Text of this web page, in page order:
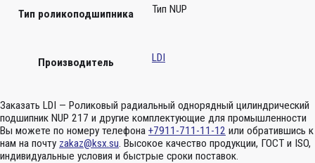
Тип роликоподшипника Тип NUP
Производитель LDI
Заказать LDI — Роликовый радиальный однорядный цилиндрический
подшипник NUP 217 и другие комплектующие для промышленности
Вы можете по номеру телефона +7911-711-11-12 или обратившись к
нам на почту zakaz@ksx.su. Высокое качество продукции, ГОСТ и ISO,
индивидуальные условия и быстрые сроки поставок.